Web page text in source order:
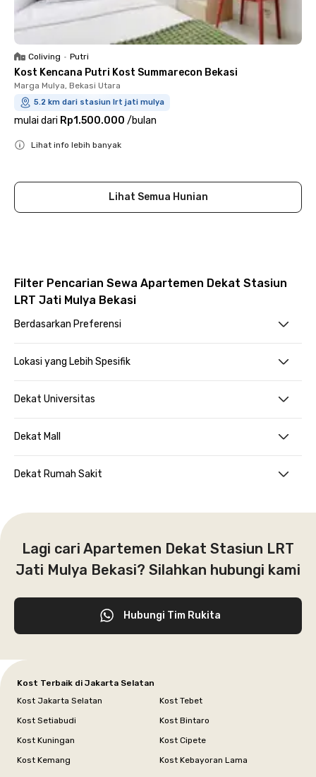
Coliving • Putri
Kost Kencana Putri Kost Summarecon Bekasi
Marga Mulya, Bekasi Utara
5.2 km dari stasiun lrt jati mulya
mulai dari Rp1.500.000 /bulan
Lihat info lebih banyak
Lihat Semua Hunian
Filter Pencarian Sewa Apartemen Dekat Stasiun
LRT Jati Mulya Bekasi
Berdasarkan Preferensi
Lokasi yang Lebih Spesifik
Dekat Universitas
Dekat Mall
Dekat Rumah Sakit
Lagi cari Apartemen Dekat Stasiun LRT
Jati Mulya Bekasi? Silahkan hubungi kami
Hubungi Tim Rukita
Kost Terbaik di Jakarta Selatan
Kost Jakarta Selatan
Kost Tebet
Kost Setiabudi
Kost Bintaro
Kost Kuningan
Kost Cipete
Kost Kemang
Kost Kebayoran Lama